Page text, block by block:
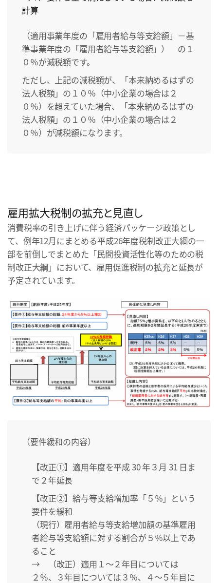
計算
（適用事業年度の「雇用者給与等支給額」－基
準事業年度の「雇用者給与等支給額」） の１
０％が減税額です。
ただし、上記の減税額が、「本来納めるはずの
法人税額」の１０％（中小企業の場合は２
０％）を超えていた場合、「本来納めるはずの
法人税額」の１０％（中小企業の場合は２
０％）が減税額になります。
雇用拡大税制の拡充と見直し
消費税率の引き上げに伴う経済パッケージ政策とし
て、例年12月にまとめる平成26年度税制改正大綱の一
部を前倒しでまとめた「民間投資活性化等のための税
制改正大綱」において、雇用促進税制の拡充と延長が
予定されています。
（要件緩和の内容）
【改正①】適用年度を平成 30 年３月 31 日ま
で２年延長
【改正②】給与等支給増加率「５％」という
要件を緩和
（現行）雇用者給与等支給増加額の基準雇用
者給与等支給額に対する割合が５％以上であ
ること
→ （改正）適用１～２年目については
２％、３年目については３％、４～５年目に